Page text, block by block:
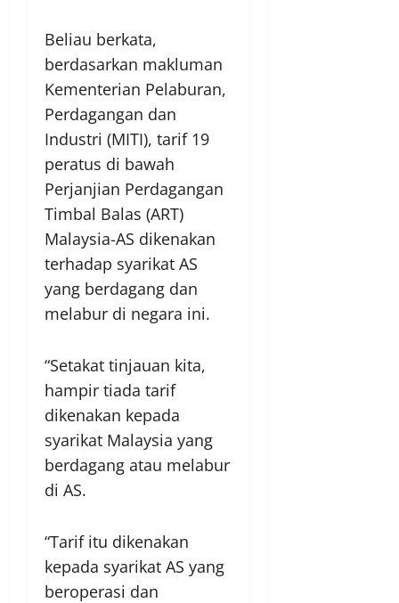
Beliau berkata,
berdasarkan makluman
Kementerian Pelaburan,
Perdagangan dan
Industri (MITI), tarif 19
peratus di bawah
Perjanjian Perdagangan
Timbal Balas (ART)
Malaysia-AS dikenakan
terhadap syarikat AS
yang berdagang dan
melabur di negara ini.
“Setakat tinjauan kita,
hampir tiada tarif
dikenakan kepada
syarikat Malaysia yang
berdagang atau melabur
di AS.
“Tarif itu dikenakan
kepada syarikat AS yang
beroperasi dan